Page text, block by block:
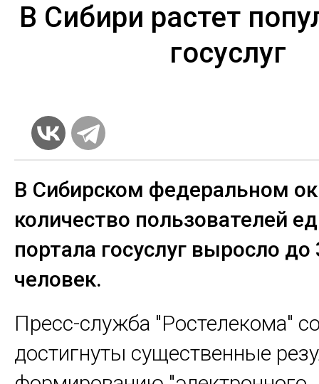
В Сибири растет
госуслуг
В Сибирском федеральном
количество пользователей
портала госуслуг выросло
человек.
Пресс-служба "Ростелекома"
достигнуты существенные